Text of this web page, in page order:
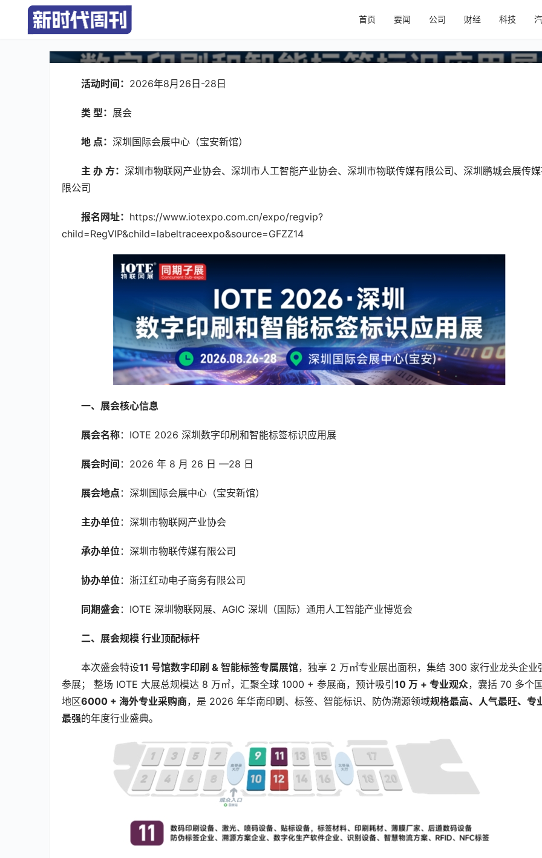
首页 要闻 公司 财经 科技
引爆印刷标签新赛道！2026 深圳数字印刷 & 智能标签标识应用
展 8 月重磅启幕
活动时间： 2026年8月26日-28日
类 型： 展会
地 点： 深圳国际会展中心（宝安新馆）
主 办 方： 深圳市物联网产业协会、深圳市人工智能产业协会、深圳市物联传媒有限公司、深圳鹏城会展传
限公司
报名网址： https://www.iotexpo.com.cn/expo/regvip?
child=RegVIP&child=labeltraceexpo&source=GFZZ14
一、展会核心信息
展会名称：IOTE 2026 深圳数字印刷和智能标签标识应用展
展会时间 ：2026 年 8 月 26 日 —28 日
展会地点 ：深圳国际会展中心（宝安新馆）
主办单位：深圳市物联网产业协会
承办单位：深圳市物联传媒有限公司
协办单位：浙江红动电子商务有限公司
同期盛会：IOTE 深圳物联网展、AGIC 深圳（国际）通用人工智能产业博览会
二、展会规模 行业顶配标杆
本次盛会特设11 号馆数字印刷 & 智能标签专属展馆，独享 2 万㎡专业展出面积，集结 300 家行业龙头企业
参展； 整场 IOTE 大展总规模达 8 万㎡，汇聚全球 1000 + 参展商，预计吸引 10 万 + 专业观众，囊括 70 多个
地区6000 + 海外专业采购商，是 2026 年华南印刷、标签、智能标识、防伪溯源领域规格最高、人气最旺、专
最强的年度行业盛典。